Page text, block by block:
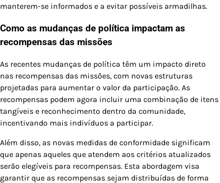
manterem-se informados e a evitar possíveis armadilhas.
Como as mudanças de política impactam as
recompensas das missões
As recentes mudanças de política têm um impacto direto
nas recompensas das missões, com novas estruturas
projetadas para aumentar o valor da participação. As
recompensas podem agora incluir uma combinação de itens
tangíveis e reconhecimento dentro da comunidade,
incentivando mais indivíduos a participar.
Além disso, as novas medidas de conformidade significam
que apenas aqueles que atendem aos critérios atualizados
serão elegíveis para recompensas. Esta abordagem visa
garantir que as recompensas sejam distribuídas de forma